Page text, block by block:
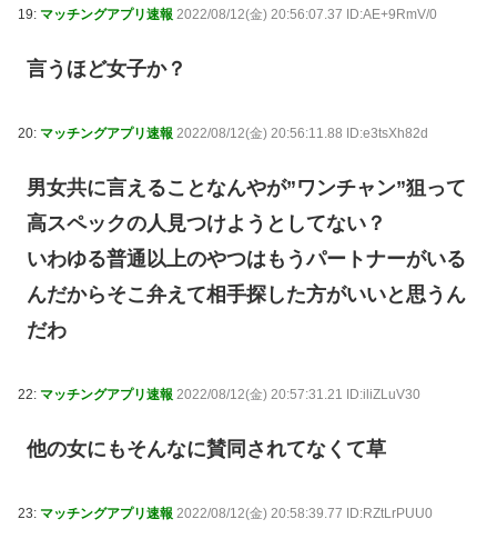
19: マッチングアプリ速報 2022/08/12(金) 20:56:07.37 ID:AE+9RmV/0
言うほど女子か？
20: マッチングアプリ速報 2022/08/12(金) 20:56:11.88 ID:e3tsXh82d
男女共に言えることなんやが”ワンチャン”狙って
高スペックの人見つけようとしてない？
いわゆる普通以上のやつはもうパートナーがいる
んだからそこ弁えて相手探した方がいいと思うん
だわ
22: マッチングアプリ速報 2022/08/12(金) 20:57:31.21 ID:iliZLuV30
他の女にもそんなに賛同されてなくて草
23: マッチングアプリ速報 2022/08/12(金) 20:58:39.77 ID:RZtLrPUU0